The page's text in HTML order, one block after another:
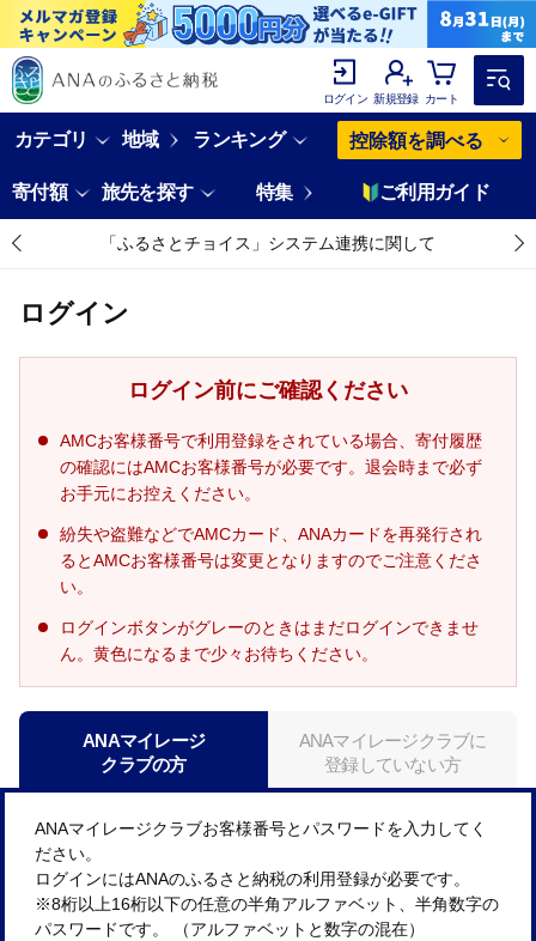
ログイン 新規登録 カート
カテゴリ 地域 ランキング 控除額を調べる
寄付額 旅先を探す 特集 ご利用ガイド
「ふるさとチョイス」システム連携に関して
ログイン
ログイン前にご確認ください
AMCお客様番号で利用登録をされている場合、寄付履歴
の確認にはAMCお客様番号が必要です。退会時まで必ず
お手元にお控えください。
紛失や盗難などでAMCカード、ANAカードを再発行され
るとAMCお客様番号は変更となりますのでご注意くださ
い。
ログインボタンがグレーのときはまだログインできませ
ん。黄色になるまで少々お待ちください。
ANAマイレージ
クラブの方
ANAマイレージクラブに
登録していない方
ANAマイレージクラブお客様番号とパスワードを入力してく
ださい。
ログインにはANAのふるさと納税の利用登録が必要です。
※8桁以上16桁以下の任意の半角アルファベット、半角数字の
パスワードです。 （アルファベットと数字の混在）